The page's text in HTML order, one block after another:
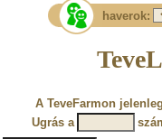
haverok:
A TeveFarmon
Ugrás a